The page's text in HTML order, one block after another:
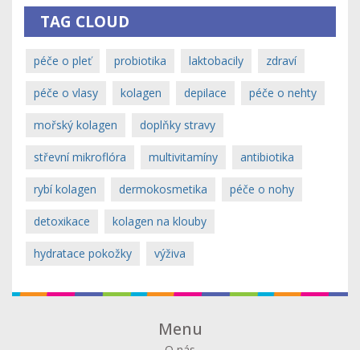
TAG CLOUD
péče o pleť probiotika laktobacily zdraví
péče o vlasy kolagen depilace péče o nehty
mořský kolagen doplňky stravy
střevní mikroflóra multivitamíny antibiotika
rybí kolagen dermokosmetika péče o nohy
detoxikace kolagen na klouby
hydratace pokožky výživa
Menu